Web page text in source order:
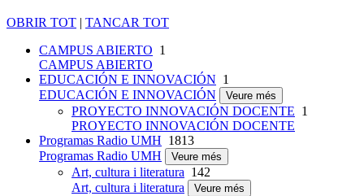
OBRIR TOT | TANCAR TOT
CAMPUS ABIERTO 1
CAMPUS ABIERTO
EDUCACIÓN E INNOVACIÓN 1
EDUCACIÓN E INNOVACIÓN
Veure més
PROYECTO INNOVACIÓN DOCENTE 1
PROYECTO INNOVACIÓN DOCENTE
Programas Radio UMH 1813
Programas Radio UMH
Veure més
Art, cultura i literatura 142
Art, cultura i literatura
Veure més